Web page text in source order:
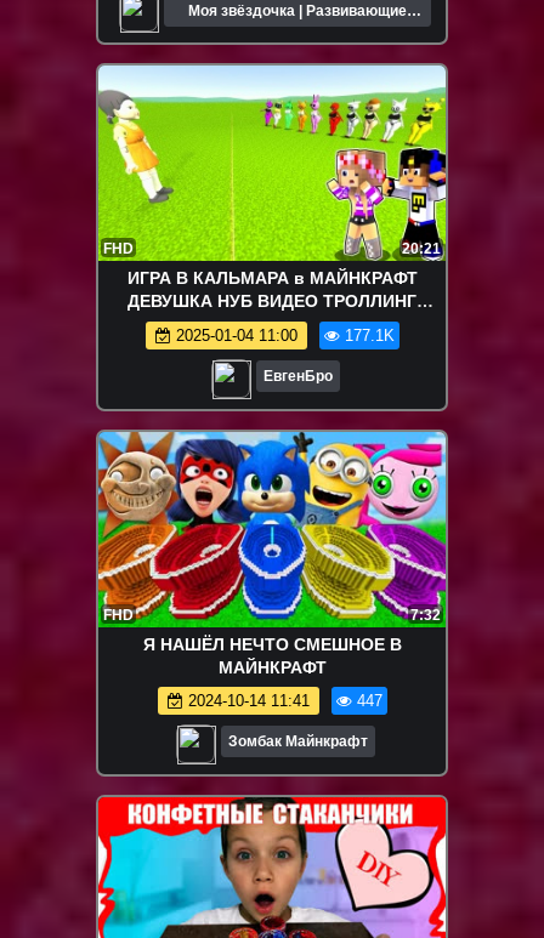
Моя звёздочка | Развивающие
FHD 20:21
ИГРА В КАЛЬМАРА в МАЙНКРАФТ
ДЕВУШКА НУБ ВИДЕО ТРОЛЛИНГ
MINECRAFT SPRUNK
2025-01-04 11:00 177.1K
ЕвгенБро
FHD 7:32
Я НАШЁЛ НЕЧТО СМЕШНОЕ В
МАЙНКРАФТ
2024-10-14 11:41 447
Зомбак Майнкрафт